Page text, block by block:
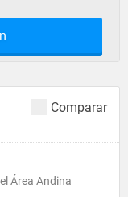
Comparar
Área Andina